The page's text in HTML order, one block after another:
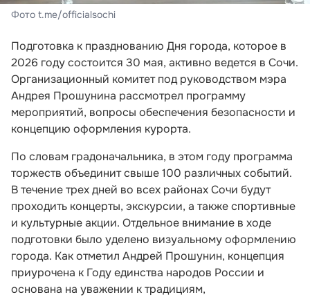
Фото t.me/officialsochi
Подготовка к празднованию Дня города, которое в
2026 году состоится 30 мая, активно ведется в Сочи.
Организационный комитет под руководством мэра
Андрея Прошунина рассмотрел программу
мероприятий, вопросы обеспечения безопасности и
концепцию оформления курорта.
По словам градоначальника, в этом году программа
торжеств объединит свыше 100 различных событий.
В течение трех дней во всех районах Сочи будут
проходить концерты, экскурсии, а также спортивные
и культурные акции. Отдельное внимание в ходе
подготовки было уделено визуальному оформлению
города. Как отметил Андрей Прошунин, концепция
приурочена к Году единства народов России и
основана на уважении к традициям,